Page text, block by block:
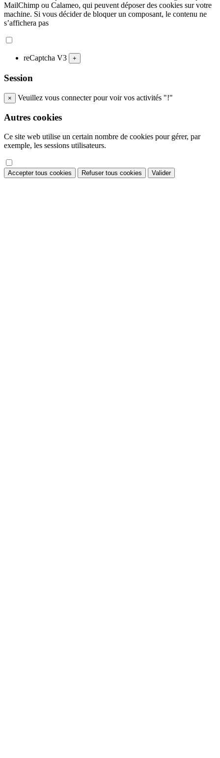
MailChimp ou Calameo, qui peuvent déposer des cookies sur votre
machine. Si vous décider de bloquer un composant, le contenu ne
s’affichera pas
reCaptcha V3 +
Session
× Veuillez vous connecter pour voir vos activités "!"
Autres cookies
Ce site web utilise un certain nombre de cookies pour gérer, par
exemple, les sessions utilisateurs.
Accepter tous cookies Refuser tous cookies Valider